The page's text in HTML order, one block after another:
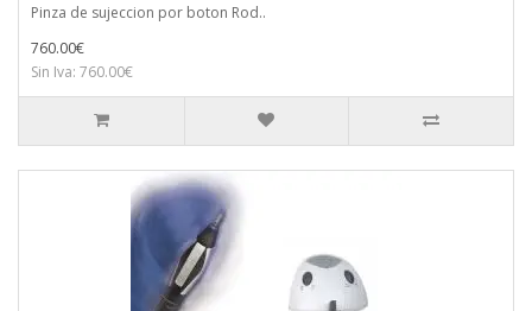
Pinza de sujeccion por boton Rod..
760.00€
Sin Iva: 760.00€